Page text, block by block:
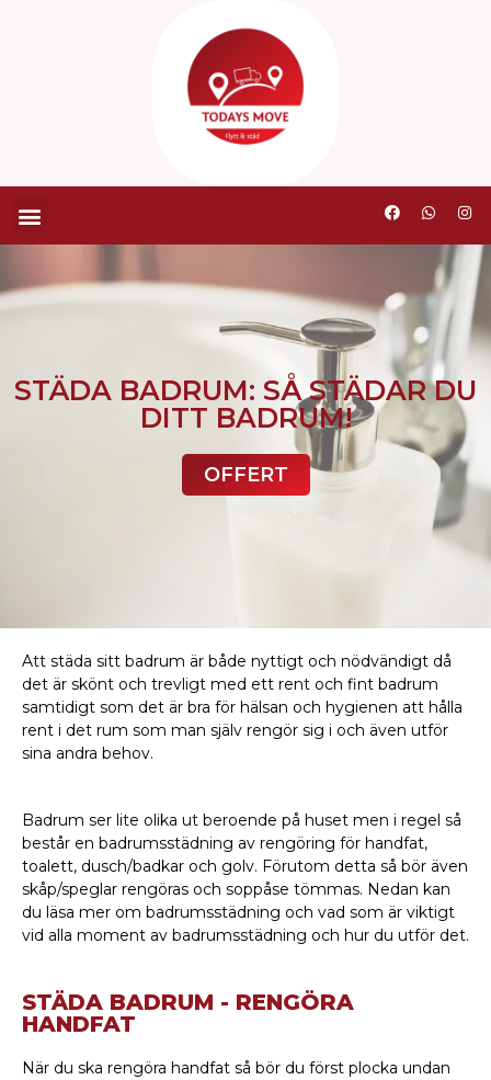
STÄDA BADRUM: SÅ STÄDAR DU
DITT BADRUM!
OFFERT
Att städa sitt badrum är både nyttigt och nödvändigt då
det är skönt och trevligt med ett rent och fint badrum
samtidigt som det är bra för hälsan och hygienen att hålla
rent i det rum som man själv rengör sig i och även utför
sina andra behov.
Badrum ser lite olika ut beroende på huset men i regel så
består en badrumsstädning av rengöring för handfat,
toalett, dusch/badkar och golv. Förutom detta så bör även
skåp/speglar rengöras och soppåse tömmas. Nedan kan
du läsa mer om badrumsstädning och vad som är viktigt
vid alla moment av badrumsstädning och hur du utför det.
STÄDA BADRUM - RENGÖRA
HANDFAT
När du ska rengöra handfat så bör du först plocka undan